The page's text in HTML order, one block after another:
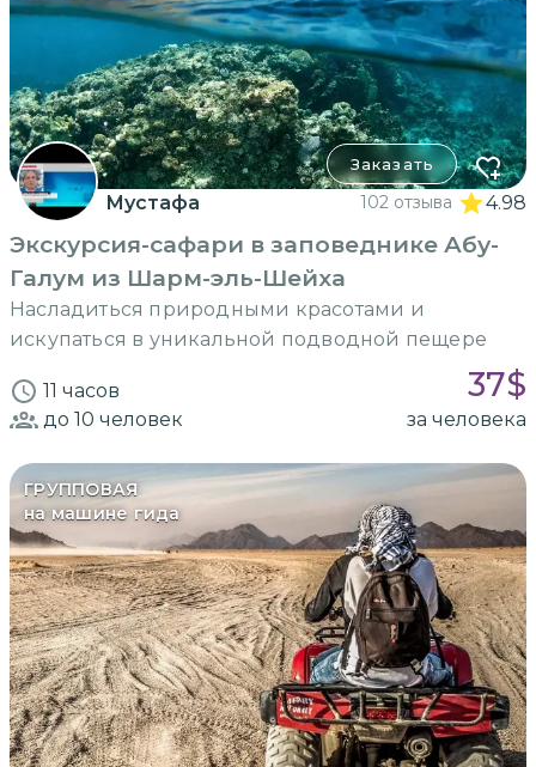
Заказать
Мустафа 102 отзыва 4.98
Экскурсия-сафари в заповеднике Абу-
Галум из Шарм-эль-Шейха
Насладиться природными красотами и
искупаться в уникальной подводной пещере
11 часов 37$
до 10 человек за человека
ГРУППОВАЯ
на машине гида